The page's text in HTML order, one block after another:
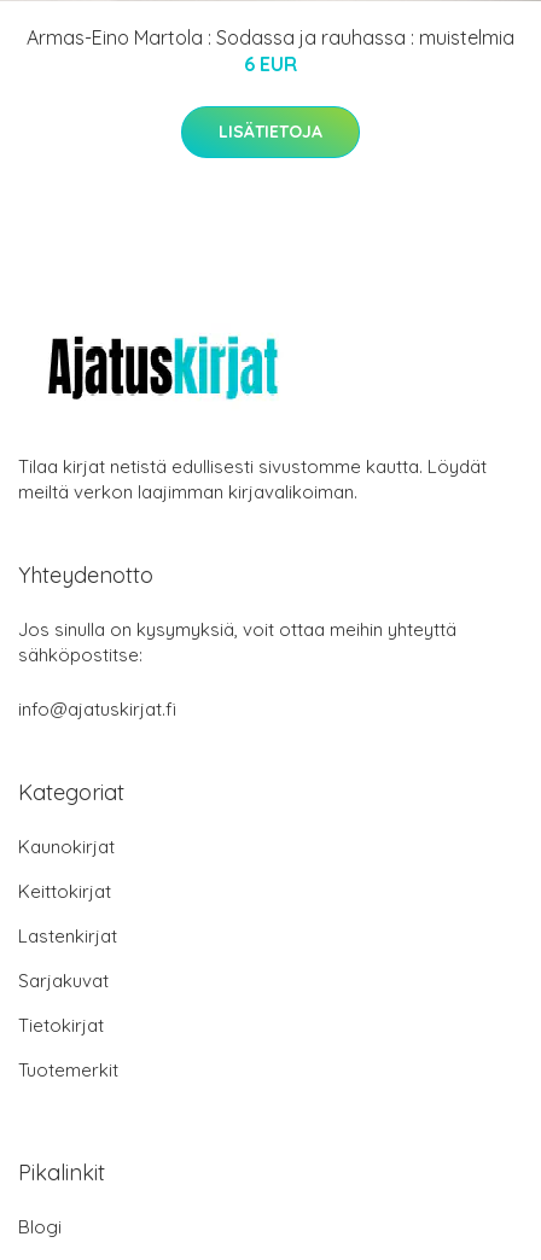
Armas-Eino Martola : Sodassa ja rauhassa : muistelmia
6 EUR
LISÄTIETOJA
Tilaa kirjat netistä edullisesti sivustomme kautta. Löydät
meiltä verkon laajimman kirjavalikoiman.
Yhteydenotto
Jos sinulla on kysymyksiä, voit ottaa meihin yhteyttä
sähköpostitse:
info@ajatuskirjat.fi
Kategoriat
Kaunokirjat
Keittokirjat
Lastenkirjat
Sarjakuvat
Tietokirjat
Tuotemerkit
Pikalinkit
Blogi